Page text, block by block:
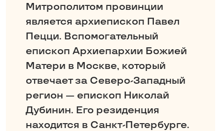
Митрополитом провинции
является архиепископ Павел
Пецци. Вспомо­гательный
епископ Архиепархии Божией
Матери в Москве, который
отвечает за Северо-­Западный
регион — епископ Николай
Дубинин. Его резиденция
находится в Санкт-­Петербурге.